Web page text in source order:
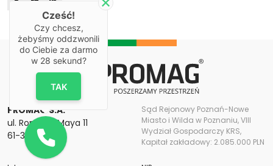
PROMAG S.A.
ul. Romana Maya 11
61-371 Poznań
Sąd Rejonowy Poznań-Nowe
Miasto i Wilda w Poznaniu, VIII
Wydział Gospodarczy KRS,
Kapitał zakładowy: 2.085.000 PLN
Cześć!
Czy chcesz,
żebyśmy oddzwonili
do Ciebie za darmo
w 28 sekund?
TAK